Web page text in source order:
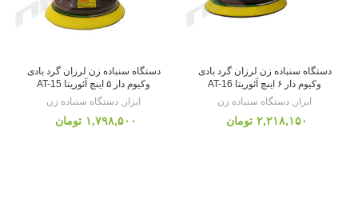
دستگاه سنباده زن لرزان گرد بادی
وکیوم دار ۶ اینچ آئوریتا AT-16
ابزار , دستگاه سنباده زن
تومان
دستگاه سنباده زن لرزان گرد بادی
وکیوم دار ۵ اینچ آئوریتا AT-15
ابزار , دستگاه سنباده زن
تومان